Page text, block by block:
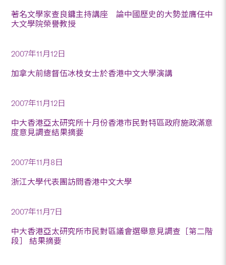
著名文學家查良鏞主持講座 論中國歷史的大勢並膺任中
大文學院榮譽教授
2007年11月12日
加拿大前總督伍冰枝女士於香港中文大學演講
2007年11月12日
中大香港亞太研究所十月份香港市民對特區政府施政滿意
度意見調查結果摘要
2007年11月8日
浙江大學代表團訪問香港中文大學
2007年11月7日
中大香港亞太研究所市民對區議會選舉意見調查［第二階
段］ 結果摘要